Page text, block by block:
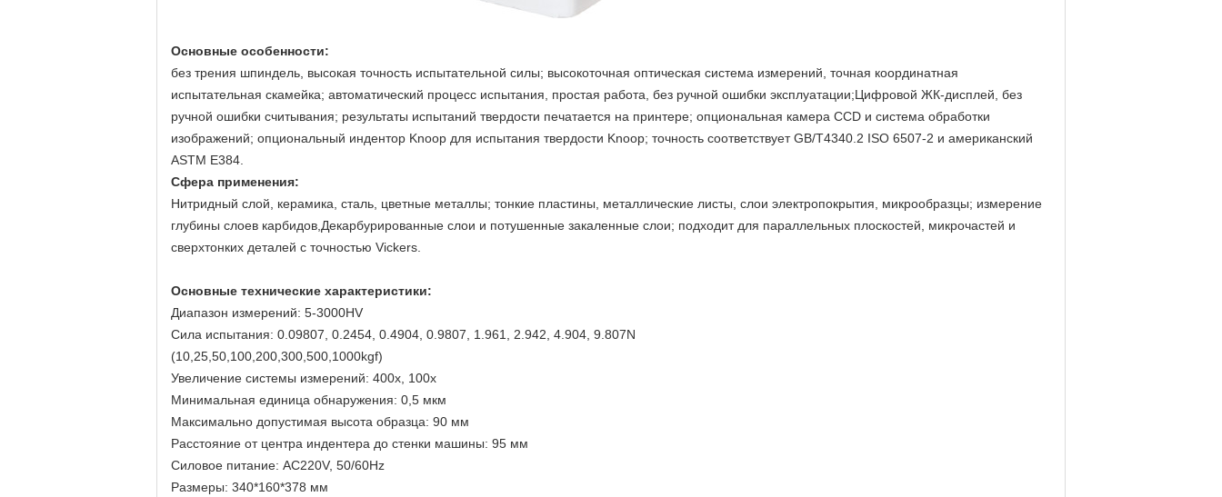
Основные особенности:
без трения шпиндель, высокая точность испытательной силы; высокоточная оптическая система измерений, точная координатная
испытательная скамейка; автоматический процесс испытания, простая работа, без ручной ошибки эксплуатации;Цифровой ЖК-дисплей, без
ручной ошибки считывания; результаты испытаний твердости печатается на принтере; опциональная камера CCD и система обработки
изображений; опциональный индентор Knoop для испытания твердости Knoop; точность соответствует GB/T4340.2 ISO 6507-2 и американский
ASTM E384.
Сфера применения:
Нитридный слой, керамика, сталь, цветные металлы; тонкие пластины, металлические листы, слои электропокрытия, микрообразцы; измерение
глубины слоев карбидов,Декарбурированные слои и потушенные закаленные слои; подходит для параллельных плоскостей, микрочастей и
сверхтонких деталей с точностью Vickers.
Основные технические характеристики:
Диапазон измерений: 5-3000HV
Сила испытания: 0.09807, 0.2454, 0.4904, 0.9807, 1.961, 2.942, 4.904, 9.807N
(10,25,50,100,200,300,500,1000kgf)
Увеличение системы измерений: 400x, 100x
Минимальная единица обнаружения: 0,5 мкм
Максимально допустимая высота образца: 90 мм
Расстояние от центра индентера до стенки машины: 95 мм
Силовое питание: AC220V, 50/60Hz
Размеры: 340*160*378 мм